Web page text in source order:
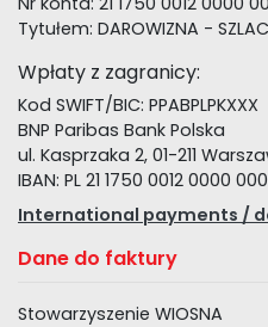
Tytułem: DAROWIZNA -
Wpłaty z zagranicy:
Kod SWIFT/BIC: PPABPLPKXXX
BNP Paribas Bank Polska
ul. Kasprzaka 2, 01-211
IBAN: PL 21 1750 0012 0000
International payments /
Dane do faktury
Stowarzyszenie WIOSNA